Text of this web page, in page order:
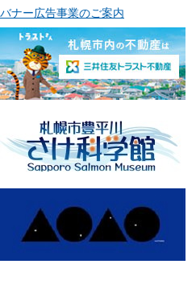
バナー広告事業のご案内